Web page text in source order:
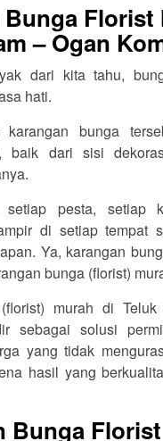
Florist
– Ogan
dari kita tahu,
hati.
karangan bunga
baik dari sisi
setiap pesta, setiap
di setiap tempat
Ya, karangan
bunga (florist)
murah di
sebagai solusi
yang tidak
hasil yang
Bunga